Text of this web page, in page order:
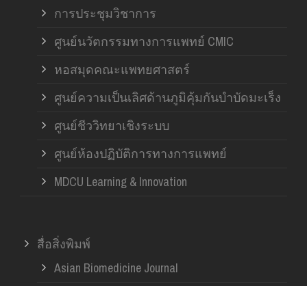
การประชุมวิชาการ
ศูนย์นวัตกรรมทางการแพทย์ CMIC
หอสมุดคณะแพทยศาสตร์
ศูนย์ความเป็นเลิศด้านภูมิคุ้มกันบำบัดมะเร็ง
ศูนย์ชีววิทยาเชิงระบบ
ศูนย์ห้องปฏิบัติการทางการแพทย์
MDCU Learning & Innovation
สื่อสิ่งพิมพ์
Asian Biomedicine Journal